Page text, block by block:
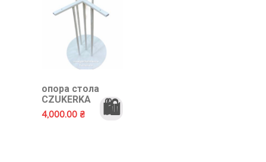
опора стола
CZUKERKA
4,000.00 ₴ 🛍️